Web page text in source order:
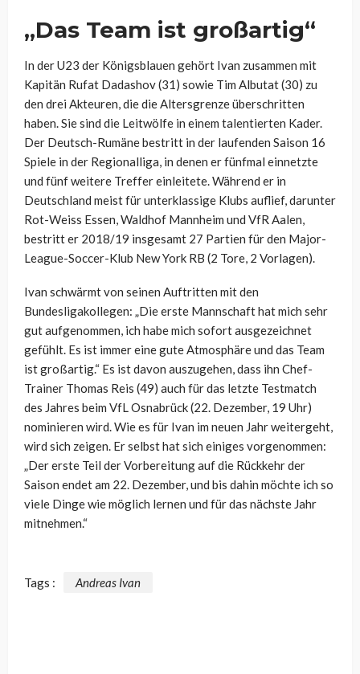
„Das Team ist großartig“
In der U23 der Königsblauen gehört Ivan zusammen mit
Kapitän Rufat Dadashov (31) sowie Tim Albutat (30) zu
den drei Akteuren, die die Altersgrenze überschritten
haben. Sie sind die Leitwölfe in einem talentierten Kader.
Der Deutsch-Rumäne bestritt in der laufenden Saison 16
Spiele in der Regionalliga, in denen er fünfmal einnetzte
und fünf weitere Treffer einleitete. Während er in
Deutschland meist für unterklassige Klubs auflief, darunter
Rot-Weiss Essen, Waldhof Mannheim und VfR Aalen,
bestritt er 2018/19 insgesamt 27 Partien für den Major-
League-Soccer-Klub New York RB (2 Tore, 2 Vorlagen).
Ivan schwärmt von seinen Auftritten mit den
Bundesligakollegen: „Die erste Mannschaft hat mich sehr
gut aufgenommen, ich habe mich sofort ausgezeichnet
gefühlt. Es ist immer eine gute Atmosphäre und das Team
ist großartig.“ Es ist davon auszugehen, dass ihn Chef-
Trainer Thomas Reis (49) auch für das letzte Testmatch
des Jahres beim VfL Osnabrück (22. Dezember, 19 Uhr)
nominieren wird. Wie es für Ivan im neuen Jahr weitergeht,
wird sich zeigen. Er selbst hat sich einiges vorgenommen:
„Der erste Teil der Vorbereitung auf die Rückkehr der
Saison endet am 22. Dezember, und bis dahin möchte ich so
viele Dinge wie möglich lernen und für das nächste Jahr
mitnehmen.“
Tags : Andreas Ivan